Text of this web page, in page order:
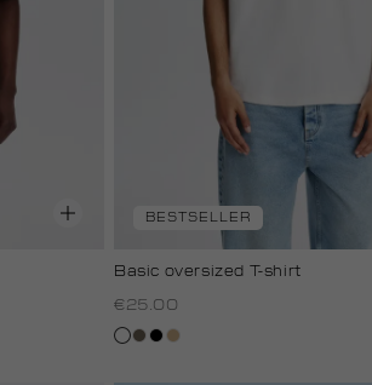
BESTSELLER
Basic oversized T-shirt
€25.00
witlichtbruin
zwart
tan